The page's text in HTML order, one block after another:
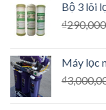
Bộ 3 lõi
₫290,000
Máy lọc
₫